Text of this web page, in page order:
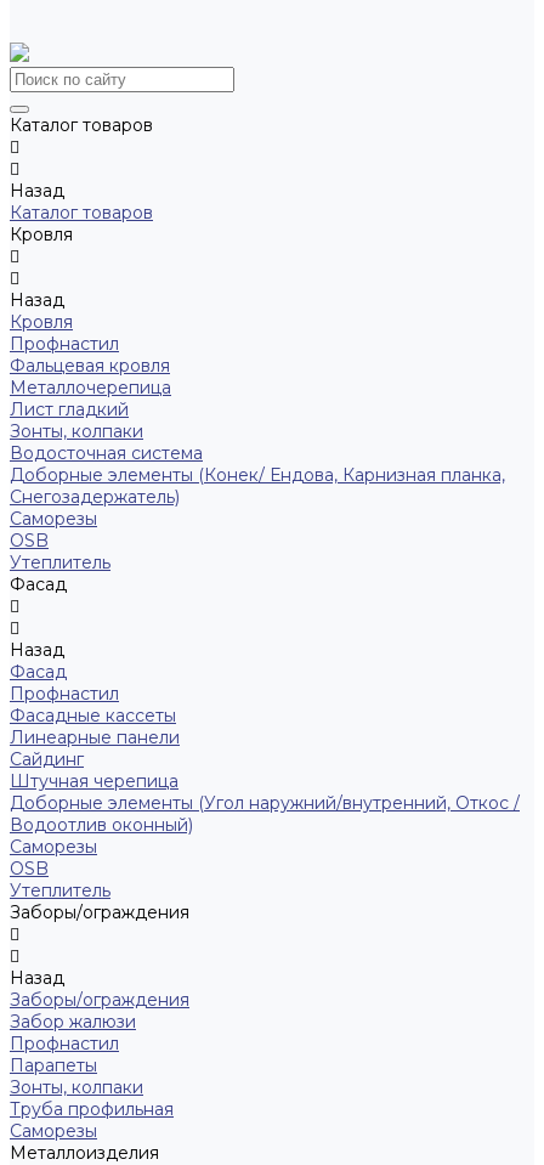
Каталог товаров
Назад
Каталог товаров
Кровля
Назад
Кровля
Профнастил
Фальцевая кровля
Металлочерепица
Лист гладкий
Зонты, колпаки
Водосточная система
Доборные элементы (Конек/ Ендова, Карнизная планка,
Снегозадержатель)
Саморезы
ОSB
Утеплитель
Фасад
Назад
Фасад
Профнастил
Фасадные кассеты
Линеарные панели
Сайдинг
Штучная черепица
Доборные элементы (Угол наружний/внутренний, Откос /
Водоотлив оконный)
Саморезы
OSB
Утеплитель
Заборы/ограждения
Назад
Заборы/ограждения
Забор жалюзи
Профнастил
Парапеты
Зонты, колпаки
Труба профильная
Саморезы
Металлоизделия